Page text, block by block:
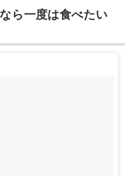
ら一度は食べたい